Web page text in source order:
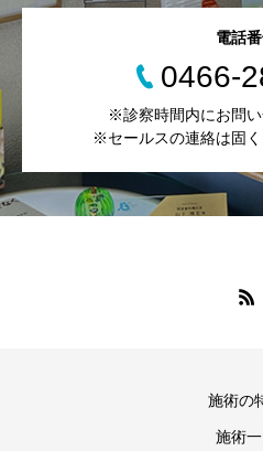
電話
0466-
※診察時間内にお問い
※セールスの連絡は固く
施術の
施術